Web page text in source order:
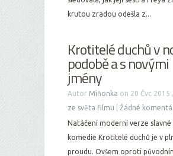
krutou zradou odešla z...
Krotitelé duchů v
podobě a s novými
jmény
Autor Miňonka on 20 Čvc 2015 ,
ze světa filmu
Žádné
Natáčení moderní verze slavné
komedie Krotitelé duchů je v
proudu. Ovšem oproti